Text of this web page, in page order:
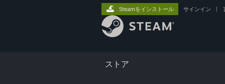
ストア
Steamをインストール サインイン